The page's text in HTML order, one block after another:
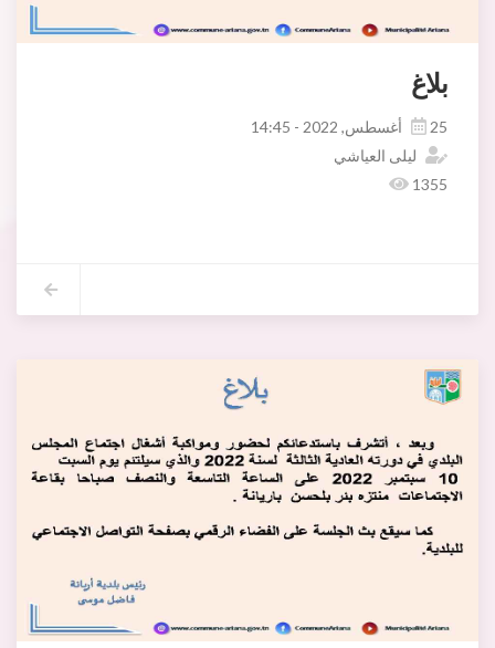
بلاغ
25 أغسطس, 2022 - 14:45
ليلى العياشي
1355